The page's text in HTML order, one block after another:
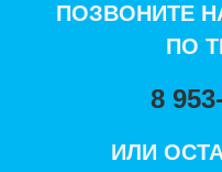
ПОЗВОНИТЕ
ПО
8
ИЛИ